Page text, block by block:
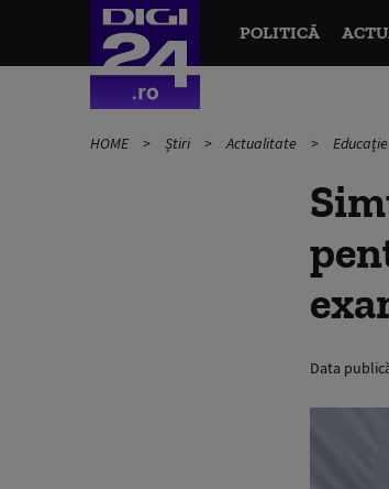
POLITICĂ
HOME Știri Actualitate Educație
Data